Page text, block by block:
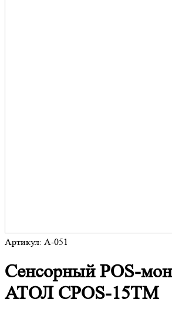
Артикул: A-051
Сенсорный POS-
АТОЛ CPOS-15TM